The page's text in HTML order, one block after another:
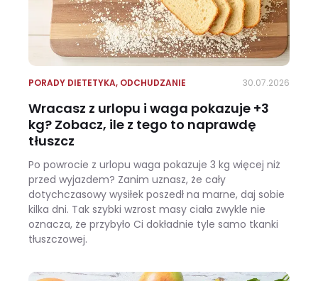
PORADY DIETETYKA, ODCHUDZANIE 30.07.2026
Wracasz z urlopu i waga pokazuje +3
kg? Zobacz, ile z tego to naprawdę
tłuszcz
Po powrocie z urlopu waga pokazuje 3 kg więcej niż
przed wyjazdem? Zanim uznasz, że cały
dotychczasowy wysiłek poszedł na marne, daj sobie
kilka dni. Tak szybki wzrost masy ciała zwykle nie
oznacza, że przybyło Ci dokładnie tyle samo tkanki
tłuszczowej.